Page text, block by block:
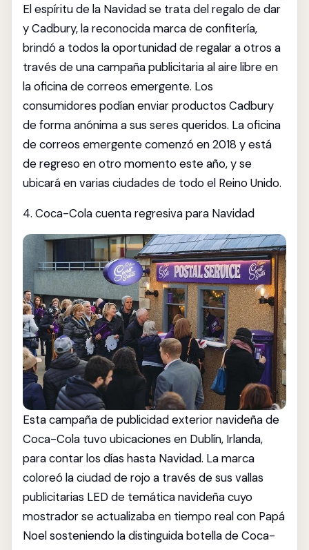
El espíritu de la Navidad se trata del regalo de dar
y Cadbury, la reconocida marca de confitería,
brindó a todos la oportunidad de regalar a otros a
través de una campaña publicitaria al aire libre en
la oficina de correos emergente. Los
consumidores podían enviar productos Cadbury
de forma anónima a sus seres queridos. La oficina
de correos emergente comenzó en 2018 y está
de regreso en otro momento este año, y se
ubicará en varias ciudades de todo el Reino Unido.
4. Coca-Cola cuenta regresiva para Navidad
Esta campaña de publicidad exterior navideña de
Coca-Cola tuvo ubicaciones en Dublín, Irlanda,
para contar los días hasta Navidad. La marca
coloreó la ciudad de rojo a través de sus vallas
publicitarias LED de temática navideña cuyo
mostrador se actualizaba en tiempo real con Papá
Noel sosteniendo la distinguida botella de Coca-